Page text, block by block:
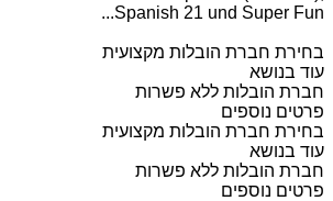
Spanish 21 und Super Fun...
בחירת חברת הובלות מקצועית
עוד בנושא
חברת הובלות ללא פשרות
פרטים נוספים
בחירת חברת הובלות מקצועית
עוד בנושא
חברת הובלות ללא פשרות
פרטים נוספים